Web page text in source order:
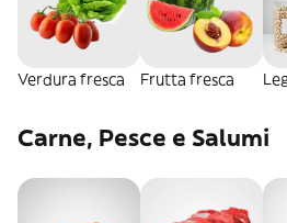
Verdura fresca Frutta fresca
Carne, Pesce e Salumi